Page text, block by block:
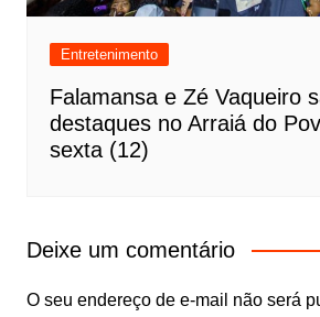
Entretenimento
Falamansa e Zé Vaqueiro
destaques no Arraiá do
sexta (12)
Deixe um comentário
O seu endereço de e-mail não será